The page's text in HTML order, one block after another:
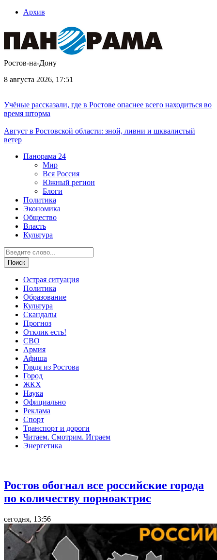
Архив
Ростов-на-Дону
8 августа 2026, 17:51
Учёные рассказали, где в Ростове опаснее всего находиться во
время шторма
Август в Ростовской области: зной, ливни и шквалистый
ветер
Панорама 24
Мир
Вся Россия
Южный регион
Блоги
Политика
Экономика
Общество
Власть
Культура
Острая ситуация
Политика
Образование
Культура
Скандалы
Прогноз
Отклик есть!
СВО
Армия
Афиша
Глядя из Ростова
Город
ЖКХ
Наука
Официально
Реклама
Спорт
Транспорт и дороги
Читаем. Смотрим. Играем
Энергетика
Ростов обогнал все российские города
по количеству порноактрис
сегодня, 13:56